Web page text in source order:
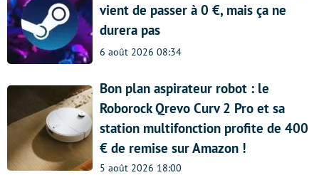
vient de passer à 0 €, mais ça ne
durera pas
6 août 2026 08:34
Bon plan aspirateur robot : le
Roborock Qrevo Curv 2 Pro et sa
station multifonction profite de 400
€ de remise sur Amazon !
5 août 2026 18:00